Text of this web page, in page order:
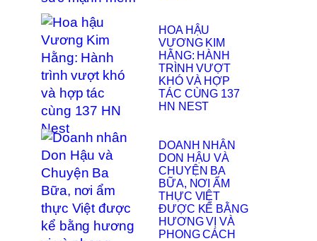
HOA HẬU
VƯƠNG KIM
HẰNG: HÀNH
TRÌNH VƯỢT
KHÓ VÀ HỢP
TÁC CÙNG 137
HN NEST
DOANH NHÂN
DON HẬU VÀ
CHUYỆN BA
BỮA, NƠI ẨM
THỰC VIỆT
ĐƯỢC KỂ BẰNG
HƯƠNG VỊ VÀ
PHONG CÁCH